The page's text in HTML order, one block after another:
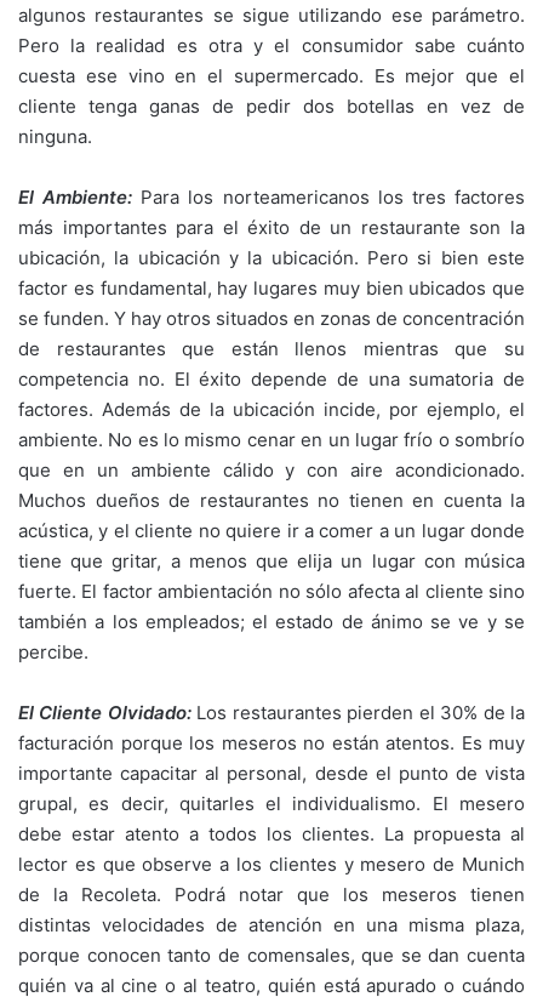
algunos restaurantes se sigue utilizando ese parámetro.
Pero la realidad es otra y el consumidor sabe cuánto
cuesta ese vino en el supermercado. Es mejor que el
cliente tenga ganas de pedir dos botellas en vez de
ninguna.
El Ambiente: Para los norteamericanos los tres factores
más importantes para el éxito de un restaurante son la
ubicación, la ubicación y la ubicación. Pero si bien este
factor es fundamental, hay lugares muy bien ubicados que
se funden. Y hay otros situados en zonas de concentración
de restaurantes que están llenos mientras que su
competencia no. El éxito depende de una sumatoria de
factores. Además de la ubicación incide, por ejemplo, el
ambiente. No es lo mismo cenar en un lugar frío o sombrío
que en un ambiente cálido y con aire acondicionado.
Muchos dueños de restaurantes no tienen en cuenta la
acústica, y el cliente no quiere ir a comer a un lugar donde
tiene que gritar, a menos que elija un lugar con música
fuerte. El factor ambientación no sólo afecta al cliente sino
también a los empleados; el estado de ánimo se ve y se
percibe.
El Cliente Olvidado: Los restaurantes pierden el 30% de la
facturación porque los meseros no están atentos. Es muy
importante capacitar al personal, desde el punto de vista
grupal, es decir, quitarles el individualismo. El mesero
debe estar atento a todos los clientes. La propuesta al
lector es que observe a los clientes y mesero de Munich
de la Recoleta. Podrá notar que los meseros tienen
distintas velocidades de atención en una misma plaza,
porque conocen tanto de comensales, que se dan cuenta
quién va al cine o al teatro, quién está apurado o cuándo